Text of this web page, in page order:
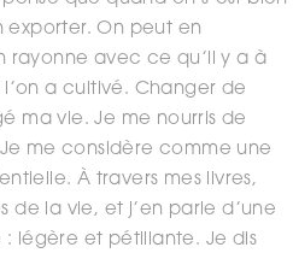
On peut en
rayonne avec ce qu’il y a à
a cultivé. Changer de
ma vie. Je me nourris de
me considère comme une
À travers mes livres,
de la vie, et j’en parle d’une
: légère et pétillante. Je dis